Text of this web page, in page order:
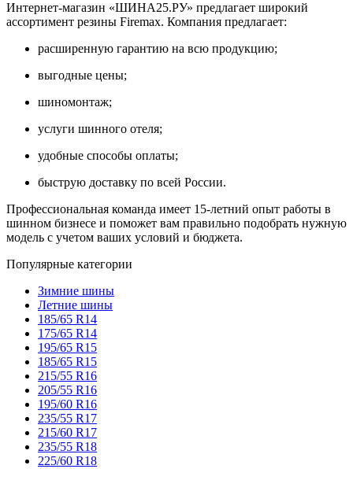
Интернет-магазин «ШИНА25.РУ» предлагает широкий
ассортимент резины Firemax. Компания предлагает:
расширенную гарантию на всю продукцию;
выгодные цены;
шиномонтаж;
услуги шинного отеля;
удобные способы оплаты;
быструю доставку по всей России.
Профессиональная команда имеет 15-летний опыт работы в
шинном бизнесе и поможет вам правильно подобрать нужную
модель с учетом ваших условий и бюджета.
Популярные категории
Зимние шины
Летние шины
185/65 R14
175/65 R14
195/65 R15
185/65 R15
215/55 R16
205/55 R16
195/60 R16
235/55 R17
215/60 R17
235/55 R18
225/60 R18